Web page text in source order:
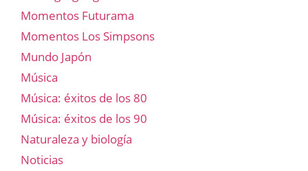
Momentos Futurama
Momentos Los Simpsons
Mundo Japón
Música
Música: éxitos de los 80
Música: éxitos de los 90
Naturaleza y biología
Noticias